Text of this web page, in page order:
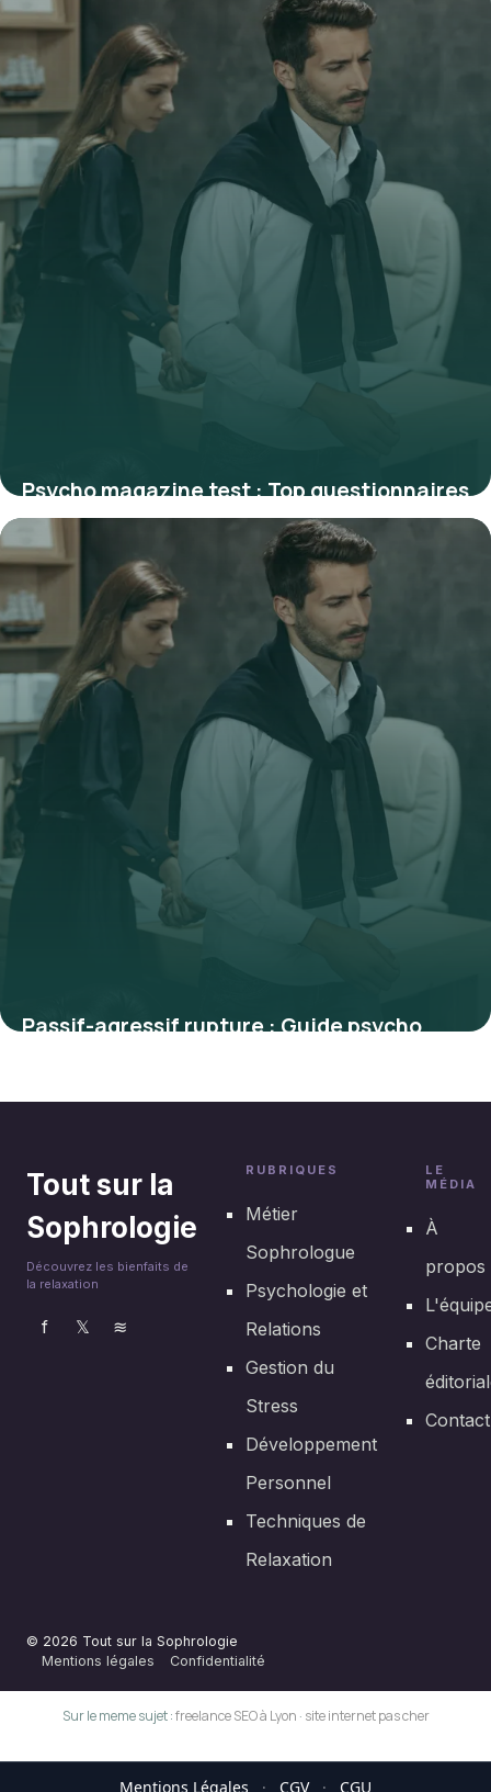
3 juillet 2026
Psycho magazine test : Top questionnaires
Passif-agressif rupture : Guide psycho
Tout sur la
Sophrologie
Découvrez les bienfaits de
la relaxation
f 𝕏 ≋
RUBRIQUES
Métier
Sophrologue
Psychologie et
Relations
Gestion du
Stress
Développement
Personnel
Techniques de
Relaxation
LE
MÉDIA
À
propos
Charte
Contact
© 2026 Tout sur la Sophrologie
Mentions légales
Confidentialité
Sur le meme sujet :freelance SEO à Lyon · site internet pas cher
Mentions Légales · CGV · CGU